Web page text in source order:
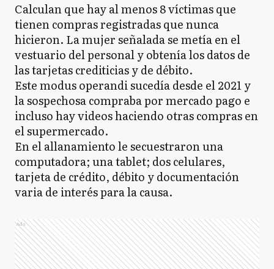
Calculan que hay al menos 8 víctimas que
tienen compras registradas que nunca
hicieron. La mujer señalada se metía en el
vestuario del personal y obtenía los datos de
las tarjetas crediticias y de débito.
Este modus operandi sucedía desde el 2021 y
la sospechosa compraba por mercado pago e
incluso hay videos haciendo otras compras en
el supermercado.
En el allanamiento le secuestraron una
computadora; una tablet; dos celulares,
tarjeta de crédito, débito y documentación
varia de interés para la causa.
Ads